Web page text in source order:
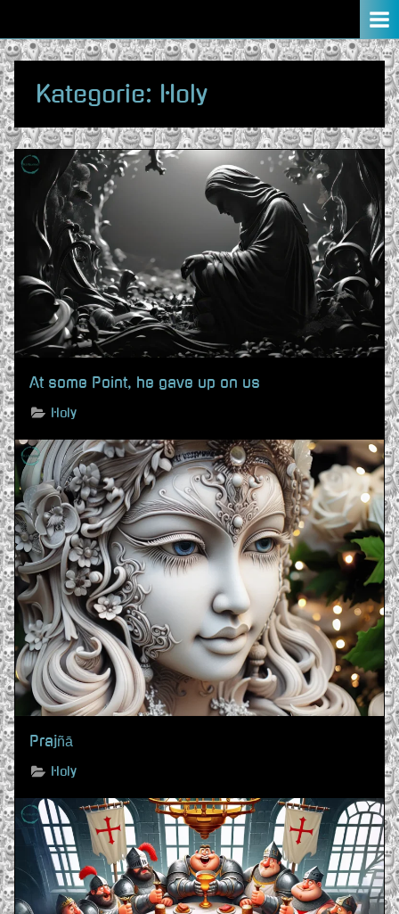
to
content
Kategorie: Holy
At some Point, he gave up on us
Holy
Prajñā
Holy